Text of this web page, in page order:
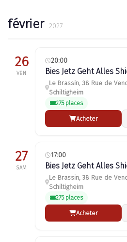
février 2027
26
VEN
20:00
Bies Jetz Geht Alles
Le Brassin, 38 Rue de
Schiltigheim
275 places
Acheter
27
SAM
17:00
Bies Jetz Geht Alles
Le Brassin, 38 Rue de
Schiltigheim
275 places
Acheter